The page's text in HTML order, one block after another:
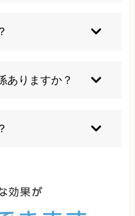
がれば、手のしびれや
ます。
的です。ただし、痛み
あります。
首や肩の筋肉に過度な
起こします。現在の姿
らも大切になります。
ありますか？
します。そして、質の
げ肩こりを悪化させま
ケースも多くありま
術と生活習慣の改善も
を感じない生活を送る